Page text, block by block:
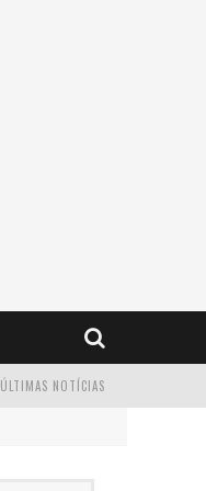
ÚLTIMAS NOTÍCIAS